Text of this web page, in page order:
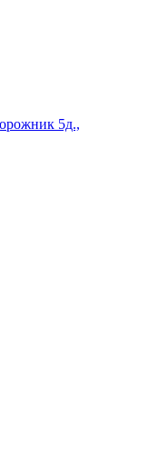
5д.,